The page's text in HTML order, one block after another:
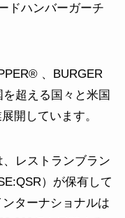
ドハンバーガーチ
、BURGER
超える国々と米国
開しています。
レストランブラン
）が保有して
ターナショナルは